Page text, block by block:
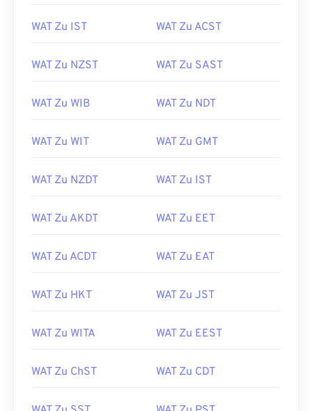
WAT Zu IST WAT Zu ACST
WAT Zu NZST WAT Zu SAST
WAT Zu WIB WAT Zu NDT
WAT Zu WIT WAT Zu GMT
WAT Zu NZDT WAT Zu IST
WAT Zu AKDT WAT Zu EET
WAT Zu ACDT WAT Zu EAT
WAT Zu HKT WAT Zu JST
WAT Zu WITA WAT Zu EEST
WAT Zu ChST WAT Zu CDT